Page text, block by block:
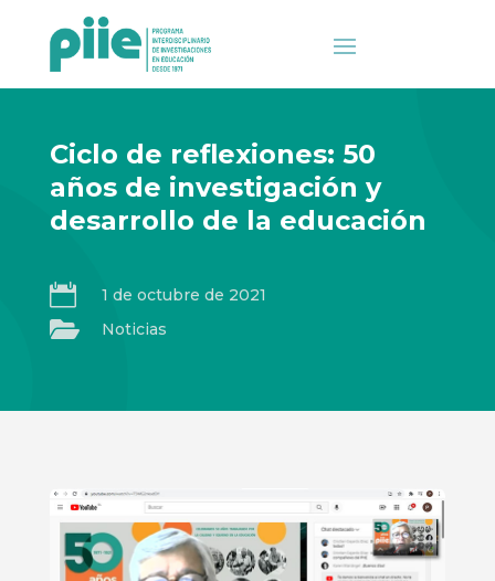
Ciclo de reflexiones: 50
años de investigación y
desarrollo de la educación
 1 de octubre de 2021
 Noticias